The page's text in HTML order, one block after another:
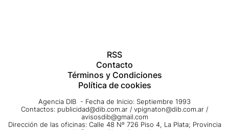
RSS
Contacto
Términos y Condiciones
Política de cookies
Agencia DIB - Fecha de Inicio: Septiembre 1993
Contactos: publicidad@dib.com.ar / vpignaton@dib.com.ar /
avisosdib@gmail.com
Dirección de las oficinas: Calle 48 Nº 726 Piso 4, La Plata; Provincia